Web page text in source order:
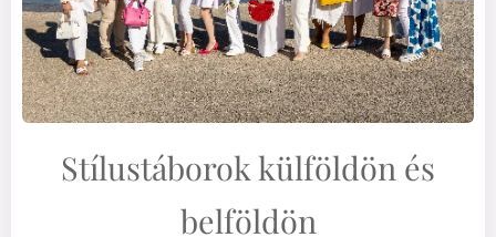
Stílustáborok külföldön és
belföldön